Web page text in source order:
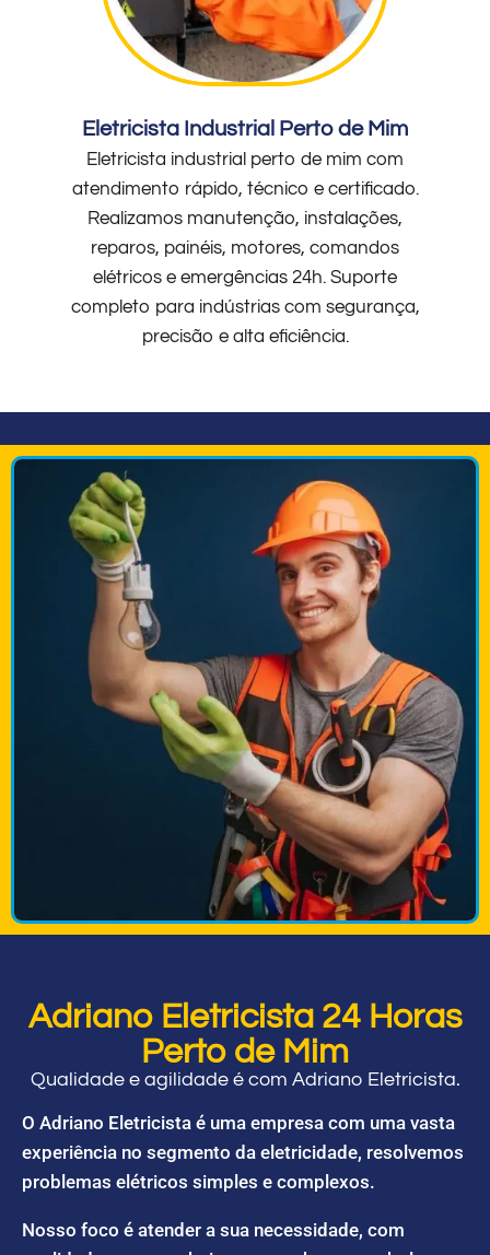
Eletricista Industrial Perto de Mim
Eletricista industrial perto de mim com
atendimento rápido, técnico e certificado.
Realizamos manutenção, instalações,
reparos, painéis, motores, comandos
elétricos e emergências 24h. Suporte
completo para indústrias com segurança,
precisão e alta eficiência.
Adriano Eletricista 24 Horas
Perto de Mim
Qualidade e agilidade é com Adriano Eletricista.
O Adriano Eletricista é uma empresa com uma vasta
experiência no segmento da eletricidade, resolvemos
problemas elétricos simples e complexos.
Nosso foco é atender a sua necessidade, com